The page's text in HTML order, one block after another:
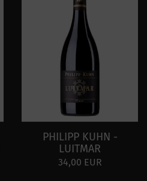
PHILIPP KUHN -
LUITMAR
34,00 EUR